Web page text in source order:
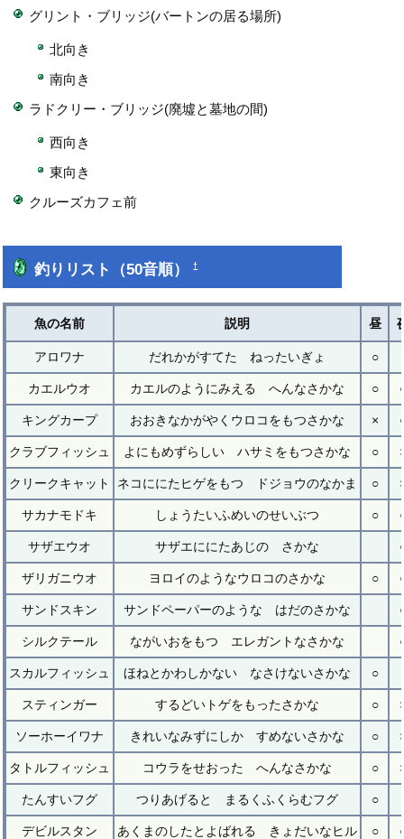
グリント・ブリッジ(バートンの居る場所)
北向き
南向き
ラドクリー・ブリッジ(廃墟と墓地の間)
西向き
東向き
クルーズカフェ前
釣りリスト（50音順）†
魚の名前 説明 昼
アロワナ だれかがすてた ねったいぎょ ○
カエルウオ カエルのようにみえる へんなさかな ○
キングカープ おおきなかがやくウロコをもつさかな ×
クラブフィッシュ よにもめずらしい ハサミをもつさかな ○
クリークキャット ネコににたヒゲをもつ ドジョウのなかま ○
サカナモドキ しょうたいふめいのせいぶつ ○
サザエウオ サザエににたあじの さかな
ザリガニウオ ヨロイのようなウロコのさかな ○
サンドスキン サンドペーパーのような はだのさかな
シルクテール ながいおをもつ エレガントなさかな
スカルフィッシュ ほねとかわしかない なさけないさかな ○
スティンガー するどいトゲをもったさかな ○
ソーホーイワナ きれいなみずにしか すめないさかな ○
タトルフィッシュ コウラをせおった へんなさかな ○
たんすいフグ つりあげると まるくふくらむフグ ○
デビルスタン あくまのしたとよばれる きょだいなヒル ○